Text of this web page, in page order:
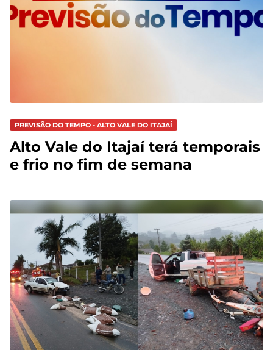
PREVISÃO DO TEMPO - ALTO VALE DO ITAJAÍ
Alto Vale do Itajaí terá temporais
e frio no fim de semana